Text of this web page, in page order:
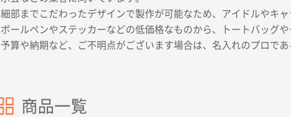
細部までこだわったデザインで製作が可能なため、アイドルやキ
ボールペンやステッカーなどの低価格なものから、トートバッグ
予算や納期など、ご不明点がございます場合は、名入れのプロであ
商品一覧